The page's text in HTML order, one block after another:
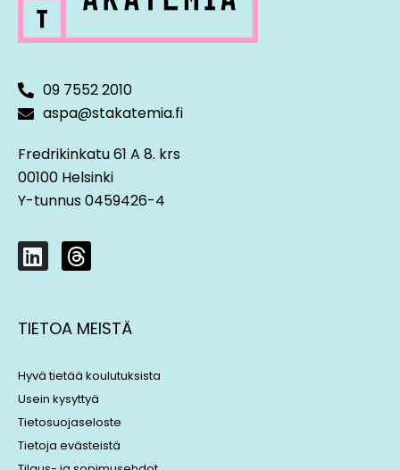
09 7552 2010
aspa@stakatemia.fi
Fredrikinkatu 61 A 8. krs
00100 Helsinki
Y-tunnus 0459426-4
L
i
k
e
i
n
T
h
e
a
s
TIETOA MEISTÄ
Hyvä tietää koulutuksista
Usein kysyttyä
Tietosuojaseloste
Tietoja evästeistä